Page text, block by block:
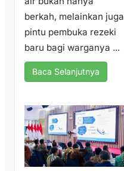
berkah, melainkan juga
pintu pembuka rezeki
baru bagi warganya ...
Baca Selanjutnya